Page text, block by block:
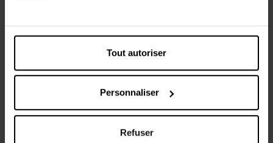
Tout autoriser
Personnaliser
Refuser
Creme Supreme 7-0
Coloration permanente
Creme Supreme 5-0
Coloration permanente
13,99 €